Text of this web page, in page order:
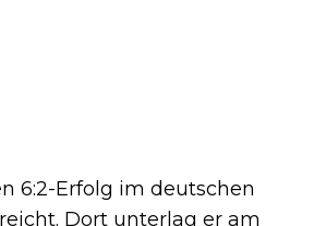
6:2-Erfolg im deutschen
Dort unterlag er am